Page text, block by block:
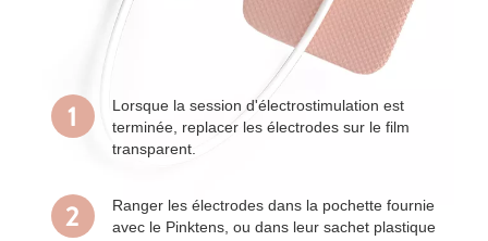
Lorsque la session d'électrostimulation est
terminée, replacer les électrodes sur le film
transparent.
Ranger les électrodes dans la pochette fournie
avec le Pinktens, ou dans leur sachet plastique